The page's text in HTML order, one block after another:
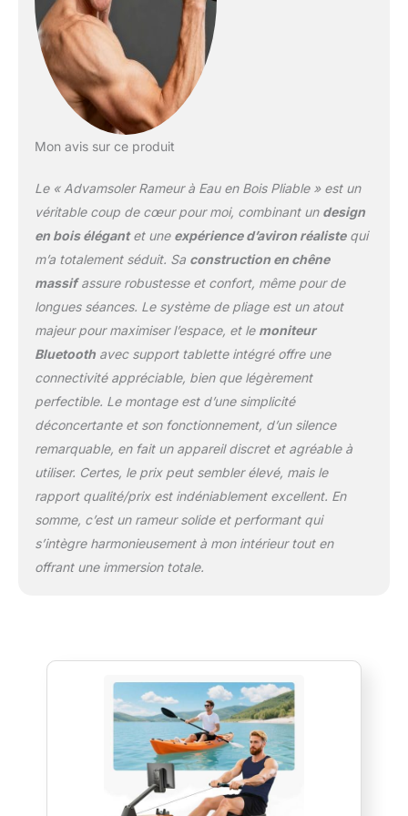
Bluetooth pour l'analyse de données.
Parcourez des paysages virtuels variés (lacs
paisibles, rivières tumultueuses). L'écran LCD
affiche temps, distance, coups/min, total de
coups et calories brûlées 【Équipement
Fitness Complet】20 minutes d’aviron
équivalent à 60 minutes de course à pied.
Chaque mouvement sollicite 90% des
cardiovasculaire et silhouette. Conçu pour
protéger les articulations, adapté à tous
âges. Alternative économique aux salles de
sport 【Rameur Pliable Ludique et Pratique】
Montage rapide, design pliable à 180° pour
gain de place. Esthétique bois chêne
élégante. Support tablette intégré pour
divertissement pendant l'entraînement.
des séances motivantes
Mon avis sur ce produit
Le « Advamsoler Rameur à Eau en Bois Pliable » est un
véritable coup de cœur pour moi, combinant un design
en bois élégantet une expérience d’aviron réalistequi
m’a totalement séduit. Sa construction en chêne
massifassure robustesse et confort, même pour de
longues séances. Le système de pliage est un atout
majeur pour maximiser l’espace, et le moniteur
Bluetoothavec support tablette intégré offre une
connectivité appréciable, bien que légèrement
perfectible. Le montage est d’une simplicité
déconcertante et son fonctionnement, d’un silence
remarquable, en fait un appareil discret et agréable à
utiliser. Certes, le prix peut sembler élevé, mais le
rapport qualité/prix est indéniablement excellent. En
somme, c’est un rameur solide et performant qui
s’intègre harmonieusement à mon intérieur tout en
offrant une immersion totale.